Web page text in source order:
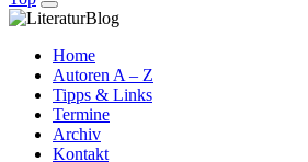
Home
Autoren A – Z
Tipps & Links
Termine
Archiv
Kontakt